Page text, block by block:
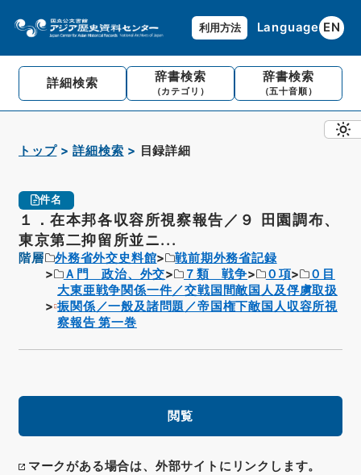
利用方法 Language EN
詳細検索 辞書検索
（カテゴリ）
辞書検索
（五十音順）
トップ 詳細検索 目録詳細
件名
１．在本邦各収容所視察報告／９ 田園調布、
東京第二抑留所並ニ...
階層 外務省外交史料館
戦前期外務省記録
Ａ門 政治、外交
７類 戦争 ０項
０目
大東亜戦争関係一件／交戦国間敵国人及俘虜取扱
振関係／一般及諸問題／帝国権下敵国人収容所視
察報告 第一巻
閲覧
マークがある場合は、外部サイトにリンクします。